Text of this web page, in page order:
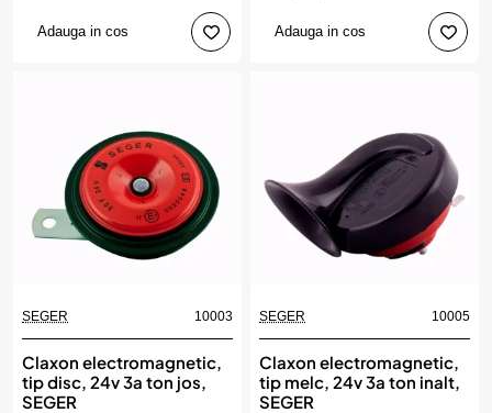
Adauga in cos Adauga in cos
SEGER 10003
Claxon electromagnetic,
tip disc, 24v 3a ton jos,
SEGER
SEGER 10005
Claxon electromagnetic,
tip melc, 24v 3a ton inalt,
SEGER